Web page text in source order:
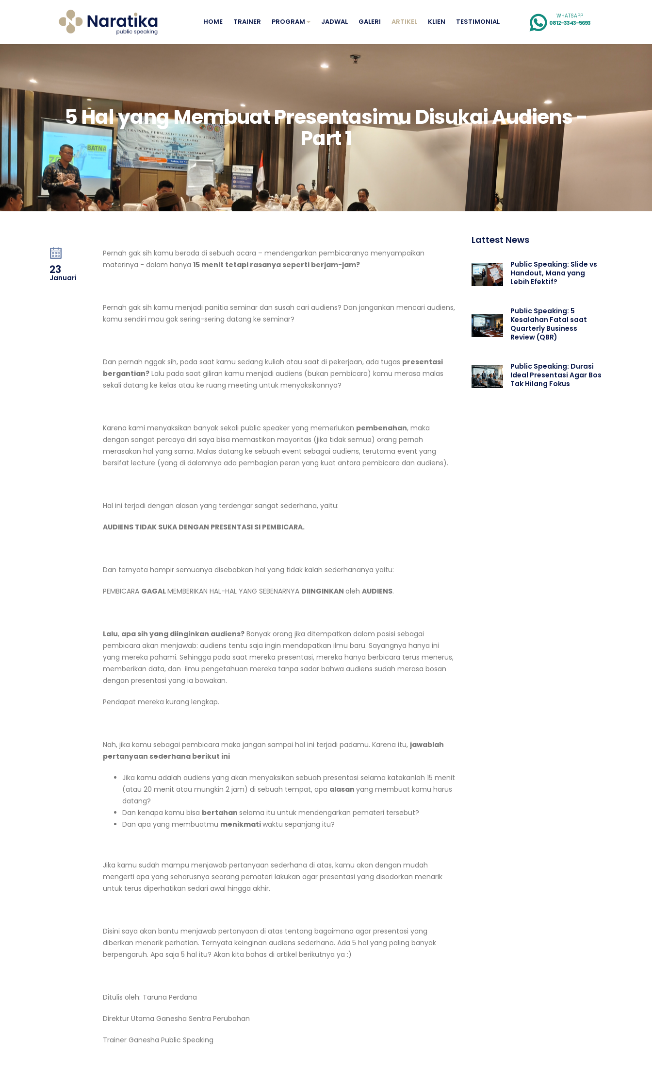
HOME TRAINER PROGRAM JADWAL GALERI ARTIKEL KLIEN TESTIMONIAL
WHATSAPP
0812-3343-5693
5 Hal yang Membuat Presentasimu Disukai Audiens -
Part 1
23
Januari
Pernah gak sih kamu berada di sebuah acara – mendengarkan pembicaranya menyampaikan
materinya - dalam hanya 15 menit tetapi rasanya seperti berjam-jam?
Pernah gak sih kamu menjadi panitia seminar dan susah cari audiens? Dan jangankan mencari audiens,
kamu sendiri mau gak sering-sering datang ke seminar?
Dan pernah nggak sih, pada saat kamu sedang kuliah atau saat di pekerjaan, ada tugas presentasi
bergantian? Lalu pada saat giliran kamu menjadi audiens (bukan pembicara) kamu merasa malas
sekali datang ke kelas atau ke ruang meeting untuk menyaksikannya?
Karena kami menyaksikan banyak sekali public speaker yang memerlukan pembenahan, maka
dengan sangat percaya diri saya bisa memastikan mayoritas (jika tidak semua) orang pernah
merasakan hal yang sama. Malas datang ke sebuah event sebagai audiens, terutama event yang
bersifat lecture (yang di dalamnya ada pembagian peran yang kuat antara pembicara dan audiens).
Hal ini terjadi dengan alasan yang terdengar sangat sederhana, yaitu:
AUDIENS TIDAK SUKA DENGAN PRESENTASI SI PEMBICARA.
Dan ternyata hampir semuanya disebabkan hal yang tidak kalah sederhananya yaitu:
PEMBICARA GAGALMEMBERIKAN HAL-HAL YANG SEBENARNYA DIINGINKAN oleh AUDIENS.
Lalu, apa sih yang diinginkan audiens? Banyak orang jika ditempatkan dalam posisi sebagai
pembicara akan menjawab: audiens tentu saja ingin mendapatkan ilmu baru. Sayangnya hanya ini
yang mereka pahami. Sehingga pada saat mereka presentasi, mereka hanya berbicara terus menerus,
memberikan data, dan ilmu pengetahuan mereka tanpa sadar bahwa audiens sudah merasa bosan
dengan presentasi yang ia bawakan.
Pendapat mereka kurang lengkap.
Nah, jika kamu sebagai pembicara maka jangan sampai hal ini terjadi padamu. Karena itu, jawablah
pertanyaan sederhana berikut ini
Jika kamu adalah audiens yang akan menyaksikan sebuah presentasi selama katakanlah 15 menit
(atau 20 menit atau mungkin 2 jam) di sebuah tempat, apa alasan yang membuat kamu harus
datang?
Dan kenapa kamu bisa bertahan selama itu untuk mendengarkan pemateri tersebut?
Dan apa yang membuatmu menikmatiwaktu sepanjang itu?
Jika kamu sudah mampu menjawab pertanyaan sederhana di atas, kamu akan dengan mudah
mengerti apa yang seharusnya seorang pemateri lakukan agar presentasi yang disodorkan menarik
untuk terus diperhatikan sedari awal hingga akhir.
Disini saya akan bantu menjawab pertanyaan di atas tentang bagaimana agar presentasi yang
diberikan menarik perhatian. Ternyata keinginan audiens sederhana. Ada 5 hal yang paling banyak
berpengaruh. Apa saja 5 hal itu? Akan kita bahas di artikel berikutnya ya :)
Ditulis oleh: Taruna Perdana
Direktur Utama Ganesha Sentra Perubahan
Trainer Ganesha Public Speaking
Lattest News
Public Speaking: Slide vs
Handout, Mana yang
Lebih Efektif?
Public Speaking: 5
Kesalahan Fatal saat
Quarterly Business
Review (QBR)
Public Speaking: Durasi
Ideal Presentasi Agar Bos
Tak Hilang Fokus